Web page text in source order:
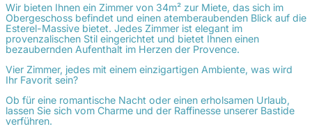
Wir bieten Ihnen ein Zimmer von 34m² zur Miete, das sich im
Obergeschoss befindet und einen atemberaubenden Blick auf die
Esterel-Massive bietet. Jedes Zimmer ist elegant im
provenzalischen Stil eingerichtet und bietet Ihnen einen
bezaubernden Aufenthalt im Herzen der Provence.
Vier Zimmer, jedes mit einem einzigartigen Ambiente, was wird
Ihr Favorit sein?
Ob für eine romantische Nacht oder einen erholsamen Urlaub,
lassen Sie sich vom Charme und der Raffinesse unserer Bastide
verführen.